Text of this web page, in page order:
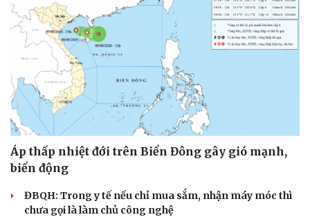
Văn học
Âm nhạc
Di sản
Thời trang
Sao Việt
Áp thấp nhiệt đới trên Biển Đông gây gió mạnh,
biển động
ĐBQH: Trong y tế nếu chỉ mua sắm, nhận máy móc thì
chưa gọi là làm chủ công nghệ